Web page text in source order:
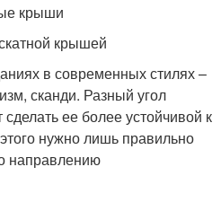
крыши
крышей
в современных стилях –
сканди. Разный угол
ее более устойчивой к
нужно лишь правильно
направлению